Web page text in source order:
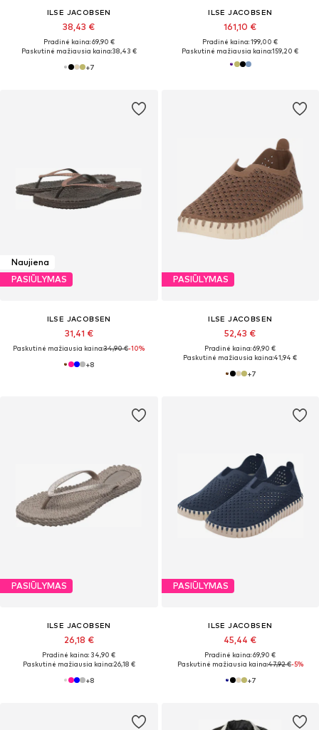
ILSE JACOBSEN
38,43 €
Pradinė kaina: 69,90 €
Paskutinė mažiausia kaina:38,43 €
+7
ILSE JACOBSEN
161,10 €
Pradinė kaina: 199,00 €
Paskutinė mažiausia kaina:159,20 €
Naujiena
PASIŪLYMAS
ILSE JACOBSEN
31,41 €
Paskutinė mažiausia kaina:34,90 €-10%
+8
PASIŪLYMAS
ILSE JACOBSEN
52,43 €
Pradinė kaina: 69,90 €
Paskutinė mažiausia kaina:41,94 €
+7
PASIŪLYMAS
ILSE JACOBSEN
26,18 €
Pradinė kaina: 34,90 €
Paskutinė mažiausia kaina:26,18 €
+8
PASIŪLYMAS
ILSE JACOBSEN
45,44 €
Pradinė kaina: 69,90 €
Paskutinė mažiausia kaina:47,92 €-5%
+7